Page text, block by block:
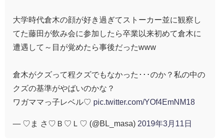
大学時代倉木の顔が好き過ぎてストーカー並に観察し
てた藤田が飲み会に参加したら卒業以来初めて倉木に
遭遇して～目が覚めたら事後だったwww
倉木がクズって程クズでもなかった･･･のか？私の中の
クズの基準がやばいのかな？
ワガママっ子レベル♡ pic.twitter.com/YOf4EmNM18
— ♡ま さ♡Ｂ♡Ｌ♡ (@BL_masa) 2019年3月11日